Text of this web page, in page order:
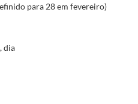
para 28 em fevereiro)
dia